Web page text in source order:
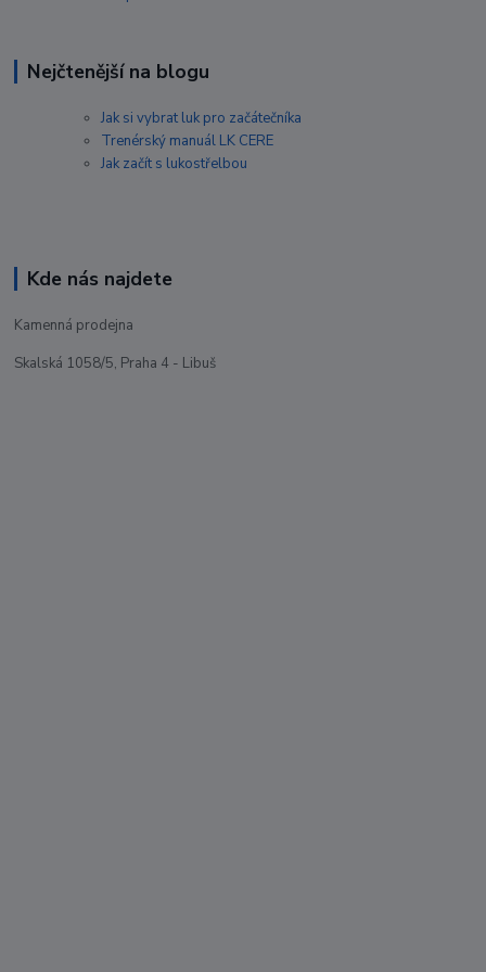
Nejčtenější na blogu
Jak si vybrat luk pro začátečníka
Trenérský manuál LK CERE
Jak začít s lukostřelbou
Kde nás najdete
Kamenná prodejna
Skalská 1058/5, Praha 4 - Libuš